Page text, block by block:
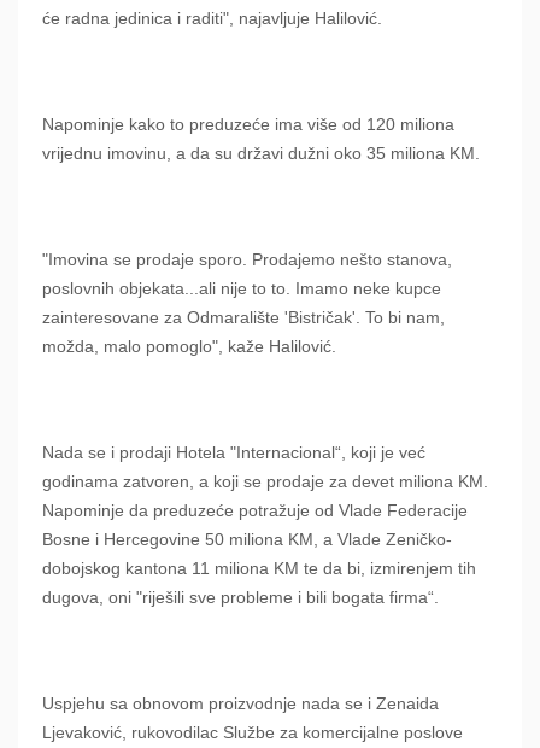
će radna jedinica i raditi", najavljuje Halilović.
Napominje kako to preduzeće ima više od 120 miliona
vrijednu imovinu, a da su državi dužni oko 35 miliona KM.
"Imovina se prodaje sporo. Prodajemo nešto stanova,
poslovnih objekata...ali nije to to. Imamo neke kupce
zainteresovane za Odmaralište 'Bistričak'. To bi nam,
možda, malo pomoglo", kaže Halilović.
Nada se i prodaji Hotela "Internacional“, koji je već
godinama zatvoren, a koji se prodaje za devet miliona KM.
Napominje da preduzeće potražuje od Vlade Federacije
Bosne i Hercegovine 50 miliona KM, a Vlade Zeničko-
dobojskog kantona 11 miliona KM te da bi, izmirenjem tih
dugova, oni "riješili sve probleme i bili bogata firma“.
Uspjehu sa obnovom proizvodnje nada se i Zenaida
Ljevaković, rukovodilac Službe za komercijalne poslove